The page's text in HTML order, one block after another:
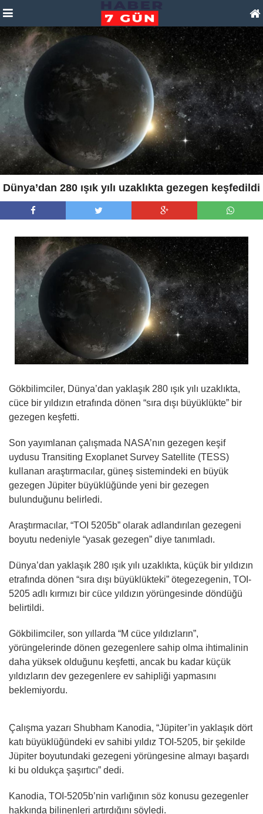
Dünya’dan 280 ışık yılı uzaklıkta gezegen keşfedildi
Gökbilimciler, Dünya’dan yaklaşık 280 ışık yılı uzaklıkta,
cüce bir yıldızın etrafında dönen “sıra dışı büyüklükte” bir
gezegen keşfetti.
Son yayımlanan çalışmada NASA’nın gezegen keşif
uydusu Transiting Exoplanet Survey Satellite (TESS)
kullanan araştırmacılar, güneş sistemindeki en büyük
gezegen Jüpiter büyüklüğünde yeni bir gezegen
bulunduğunu belirledi.
Araştırmacılar, “TOI 5205b” olarak adlandırılan gezegeni
boyutu nedeniyle “yasak gezegen” diye tanımladı.
Dünya’dan yaklaşık 280 ışık yılı uzaklıkta, küçük bir yıldızın
etrafında dönen “sıra dışı büyüklükteki” ötegezegenin, TOI-
5205 adlı kırmızı bir cüce yıldızın yörüngesinde döndüğü
belirtildi.
Gökbilimciler, son yıllarda “M cüce yıldızların”,
yörüngelerinde dönen gezegenlere sahip olma ihtimalinin
daha yüksek olduğunu keşfetti, ancak bu kadar küçük
yıldızların dev gezegenlere ev sahipliği yapmasını
beklemiyordu.
Çalışma yazarı Shubham Kanodia, “Jüpiter’in yaklaşık dört
katı büyüklüğündeki ev sahibi yıldız TOI-5205, bir şekilde
Jüpiter boyutundaki gezegeni yörüngesine almayı başardı
ki bu oldukça şaşırtıcı” dedi.
Kanodia, TOI-5205b’nin varlığının söz konusu gezegenler
hakkında bilinenleri artırdığını söyledi.